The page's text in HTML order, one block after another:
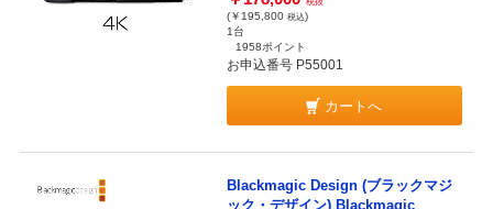
税抜
(￥195,800 税込)
1台
1958ポイント
お申込番号 P55001
カートへ
Blackmagic Design (ブラックマジ
ック・デザイン) Blackmagic